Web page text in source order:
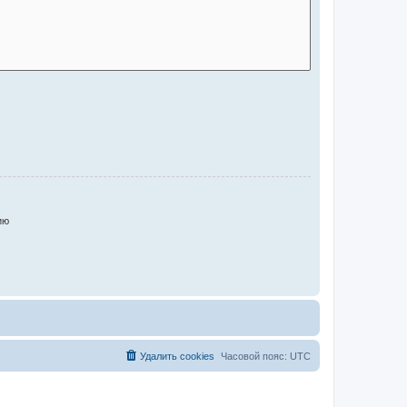
Часовой пояс: UTC
Удалить cookies